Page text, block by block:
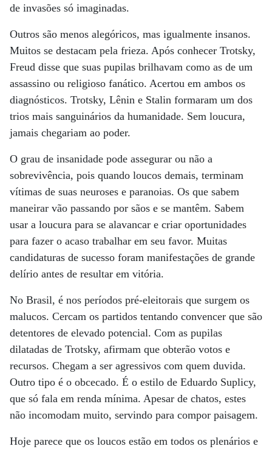
de invasões só imaginadas.
Outros são menos alegóricos, mas igualmente insanos.
Muitos se destacam pela frieza. Após conhecer Trotsky,
Freud disse que suas pupilas brilhavam como as de um
assassino ou religioso fanático. Acertou em ambos os
diagnósticos. Trotsky, Lênin e Stalin formaram um dos
trios mais sanguinários da humanidade. Sem loucura,
jamais chegariam ao poder.
O grau de insanidade pode assegurar ou não a
sobrevivência, pois quando loucos demais, terminam
vítimas de suas neuroses e paranoias. Os que sabem
maneirar vão passando por sãos e se mantêm. Sabem
usar a loucura para se alavancar e criar oportunidades
para fazer o acaso trabalhar em seu favor. Muitas
candidaturas de sucesso foram manifestações de grande
delírio antes de resultar em vitória.
No Brasil, é nos períodos pré-eleitorais que surgem os
malucos. Cercam os partidos tentando convencer que são
detentores de elevado potencial. Com as pupilas
dilatadas de Trotsky, afirmam que obterão votos e
recursos. Chegam a ser agressivos com quem duvida.
Outro tipo é o obcecado. É o estilo de Eduardo Suplicy,
que só fala em renda mínima. Apesar de chatos, estes
não incomodam muito, servindo para compor paisagem.
Hoje parece que os loucos estão em todos os plenários e